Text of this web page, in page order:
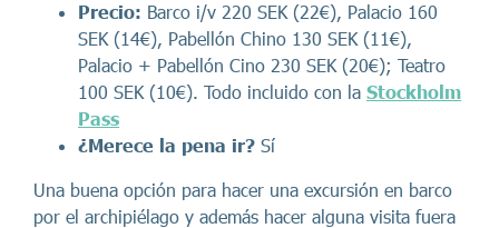
Precio: Barco i/v 220 SEK (22€), Palacio 160
SEK (14€), Pabellón Chino 130 SEK (11€),
Palacio + Pabellón Cino 230 SEK (20€); Teatro
100 SEK (10€). Todo incluido con la Stockholm
Pass
¿Merece la pena ir? Sí
Una buena opción para hacer una excursión en barco
por el archipiélago y además hacer alguna visita fuera